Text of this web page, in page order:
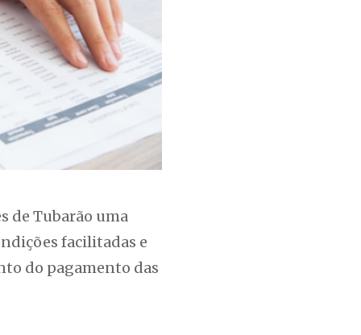
de Tubarão uma
facilitadas e
do pagamento das